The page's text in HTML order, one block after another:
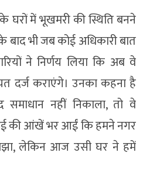
घरों में भूखमरी की स्थिति बनने
बाद भी जब कोई अधिकारी बात
ने निर्णय लिया कि अब वे
दर्ज कराएंगे। उनका कहना है
नहीं निकाला, तो वे
की आंखें भर आईं कि हमने नगर
लेकिन आज उसी घर ने हमें